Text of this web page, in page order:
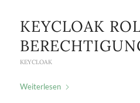
KEYCLOAK
KEYCLOAK
Weiterlesen